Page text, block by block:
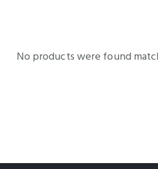
No products were found